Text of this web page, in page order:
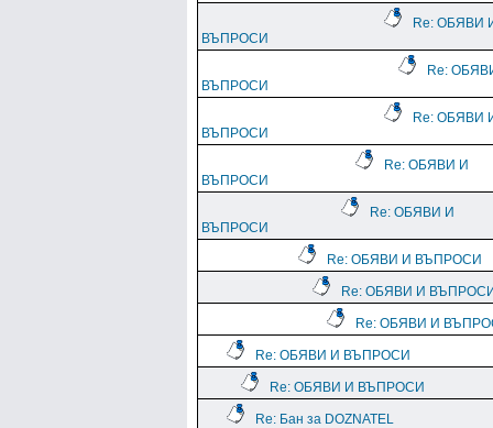
Re: ОБЯВИ
ВЪПРОСИ
Re:
ВЪПРОСИ
Re: ОБЯВИ
ВЪПРОСИ
Re: ОБЯВИ И
ВЪПРОСИ
Re: ОБЯВИ И
ВЪПРОСИ
Re: ОБЯВИ И ВЪПРОСИ
Re: ОБЯВИ И
Re: ОБЯВИ И
Re: ОБЯВИ И ВЪПРОСИ
Re: ОБЯВИ И ВЪПРОСИ
Re: Бан за DOZNATEL